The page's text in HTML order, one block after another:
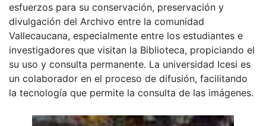
esfuerzos para su conservación, preservación y
divulgación del Archivo entre la comunidad
Vallecaucana, especialmente entre los estudiantes e
investigadores que visitan la Biblioteca, propiciando el
su uso y consulta permanente. La universidad Icesi es
un colaborador en el proceso de difusión, facilitando
la tecnología que permite la consulta de las imágenes.